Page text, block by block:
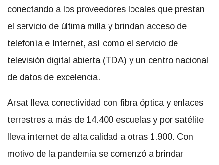
conectando a los proveedores locales que prestan
el servicio de última milla y brindan acceso de
telefonía e Internet, así como el servicio de
televisión digital abierta (TDA) y un centro nacional
de datos de excelencia.
Arsat lleva conectividad con fibra óptica y enlaces
terrestres a más de 14.400 escuelas y por satélite
lleva internet de alta calidad a otras 1.900. Con
motivo de la pandemia se comenzó a brindar